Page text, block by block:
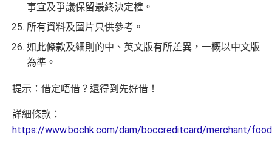
事宜及爭議保留最終決定權。
所有資料及圖片只供參考。
如此條款及細則的中、英文版有所差異，一概以中文版
為準。
提示：借定唔借？還得到先好借！
詳細條款：
https://www.bochk.com/dam/boccreditcard/merchant/